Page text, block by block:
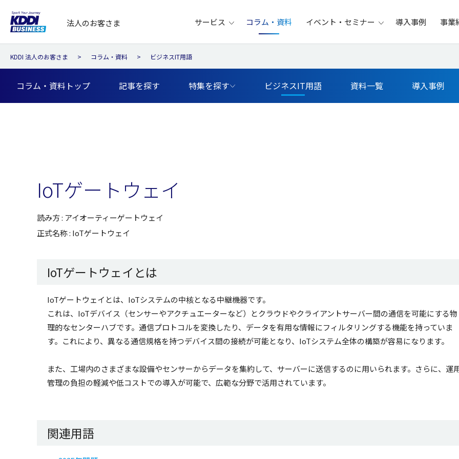
法人のお客さま サービス コラム・資料 イベント・セミナー 導入事例 事業
KDDI 法人のお客さま コラム・資料 ビジネスIT用語
コラム・資料トップ 記事を探す 特集を探す ビジネスIT用語 資料一覧 導入事例
IoTゲートウェイ
読み方 : アイオーティーゲートウェイ
正式名称 : IoTゲートウェイ
IoTゲートウェイとは
IoTゲートウェイとは、IoTシステムの中核となる中継機器です。
これは、IoTデバイス（センサーやアクチュエーターなど）とクラウドやクライアントサーバー間の通信を可能にする物
理的なセンターハブです。通信プロトコルを変換したり、データを有用な情報にフィルタリングする機能を持っていま
す。これにより、異なる通信規格を持つデバイス間の接続が可能となり、IoTシステム全体の構築が容易になります。
また、工場内のさまざまな設備やセンサーからデータを集約して、サーバーに送信するのに用いられます。さらに、運
管理の負担の軽減や低コストでの導入が可能で、広範な分野で活用されています。
関連用語